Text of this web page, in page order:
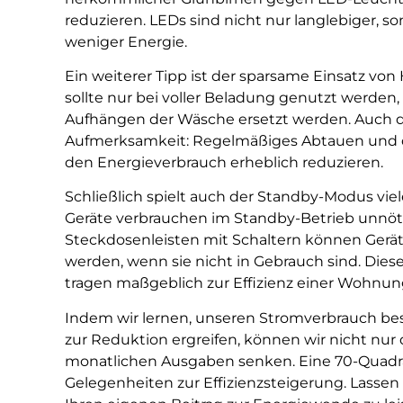
reduzieren. LEDs sind nicht nur langlebiger,
weniger Energie.
Ein weiterer Tipp ist der sparsame Einsatz
sollte nur bei voller Beladung genutzt
Aufhängen der Wäsche ersetzt werden. Auch
Aufmerksamkeit: Regelmäßiges Abtauen
den Energieverbrauch erheblich reduzieren.
Schließlich spielt auch der Standby-Modus
Geräte verbrauchen im Standby-Betrieb
Steckdosenleisten mit Schaltern können
werden, wenn sie nicht in Gebrauch sind.
tragen maßgeblich zur Effizienz einer
Indem wir lernen, unseren Stromverbrauch
zur Reduktion ergreifen, können wir nicht
monatlichen Ausgaben senken. Eine 70-
Gelegenheiten zur Effizienzsteigerung.